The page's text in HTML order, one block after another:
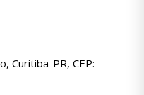
Curitiba-PR, CEP: